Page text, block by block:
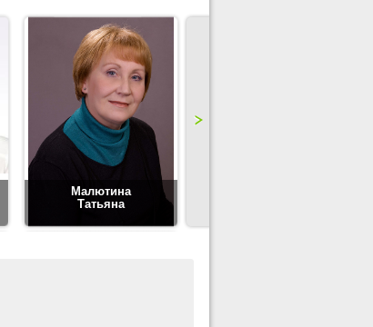
Малютина
Татьяна